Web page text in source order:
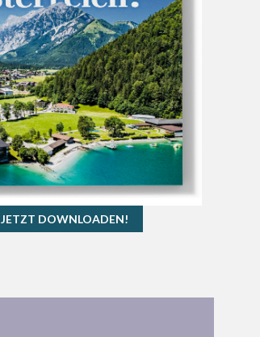
JETZT DOWNLOADEN!